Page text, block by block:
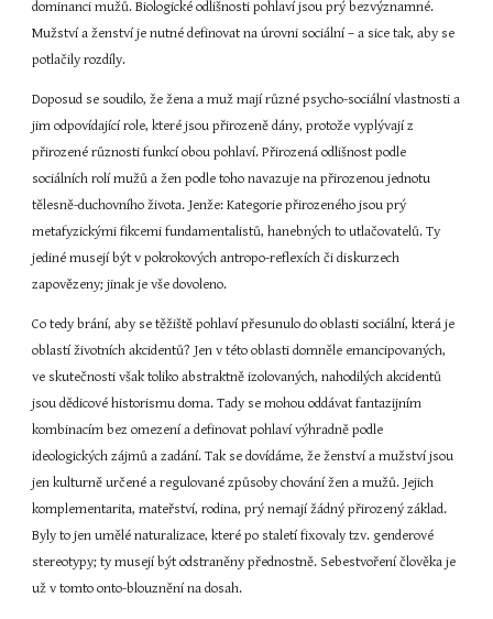
dominanci mužů. Biologické odlišnosti pohlaví jsou prý bezvýznamné.
Mužství a ženství je nutné definovat na úrovni sociální – a sice tak, aby se
potlačily rozdíly.
Doposud se soudilo, že žena a muž mají různé psycho-sociální vlastnosti a
jim odpovídající role, které jsou přirozeně dány, protože vyplývají z
přirozené různosti funkcí obou pohlaví. Přirozená odlišnost podle
sociálních rolí mužů a žen podle toho navazuje na přirozenou jednotu
tělesně-duchovního života. Jenže: Kategorie přirozeného jsou prý
metafyzickými fikcemi fundamentalistů, hanebných to utlačovatelů. Ty
jediné musejí být v pokrokových antropo-reflexích či diskurzech
zapovězeny; jinak je vše dovoleno.
Co tedy brání, aby se těžiště pohlaví přesunulo do oblasti sociální, která je
oblastí životních akcidentů? Jen v této oblasti domněle emancipovaných,
ve skutečnosti však toliko abstraktně izolovaných, nahodilých akcidentů
jsou dědicové historismu doma. Tady se mohou oddávat fantazijním
kombinacím bez omezení a definovat pohlaví výhradně podle
ideologických zájmů a zadání. Tak se dovídáme, že ženství a mužství jsou
jen kulturně určené a regulované způsoby chování žen a mužů. Jejich
komplementarita, mateřství, rodina, prý nemají žádný přirozený základ.
Byly to jen umělé naturalizace, které po staletí fixovaly tzv. genderové
stereotypy; ty musejí být odstraněny přednostně. Sebestvoření člověka je
už v tomto onto-blouznění na dosah.